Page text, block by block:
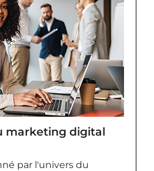
marketing digital
par l'univers du